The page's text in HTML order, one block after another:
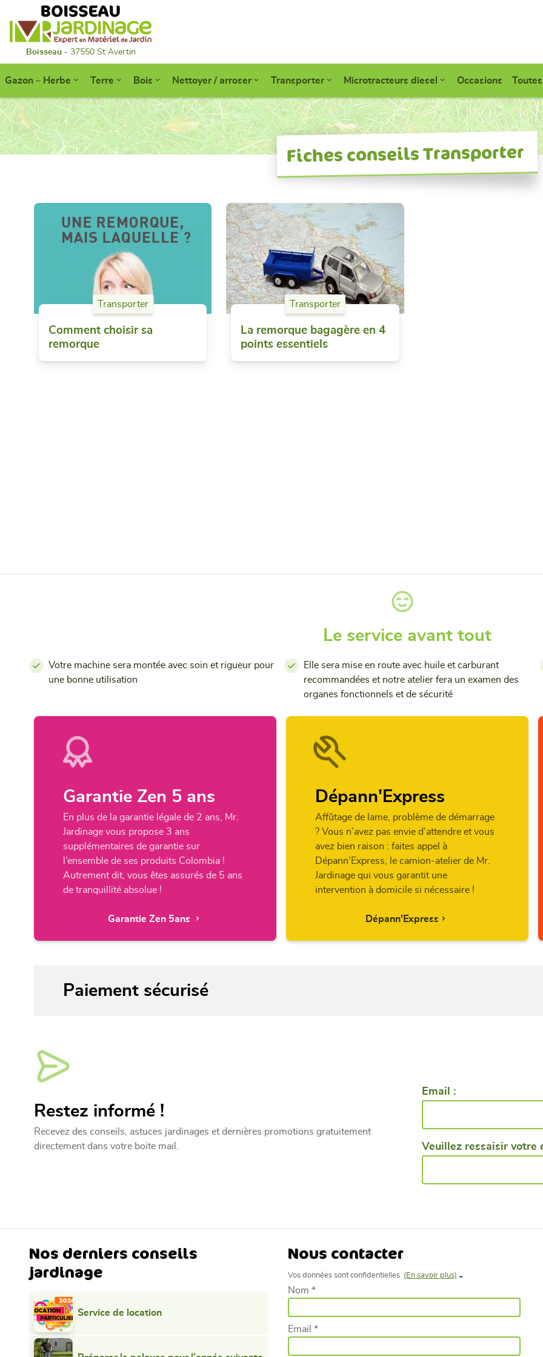
Boisseau- 37550 St Avertin
Gazon – Herbe Terre Bois Nettoyer / arroser Transporter Microtracteurs diesel Occasions
Fiches conseils Transporter
Transporter
Comment choisir sa
remorque
Transporter
La remorque bagagère en 4
points essentiels
Le service avant tout
Votre machine sera montée avec soin et rigueur pour
une bonne utilisation
Elle sera mise en route avec huile et carburant
recommandées et notre atelier fera un examen des
organes fonctionnels et de sécurité
Garantie Zen 5 ans
En plus de la garantie légale de 2 ans, Mr.
Jardinage vous propose 3 ans
supplémentaires de garantie sur
l’ensemble de ses produits Colombia !
Autrement dit, vous êtes assurés de 5 ans
de tranquillité absolue !
Garantie Zen 5ans
Dépann'Express
Affûtage de lame, problème de démarrage
? Vous n’avez pas envie d’attendre et vous
avez bien raison : faites appel à
Dépann’Express, le camion-atelier de Mr.
Jardinage qui vous garantit une
intervention à domicile si nécessaire !
Dépann'Express
Restez informé !
Recevez des conseils, astuces jardinages et dernières promotions gratuitement
directement dans votre boite mail.
Email :
Veuillez ressaisir votre
Paiement sécurisé
Nos derniers conseils
jardinage
Service de location
Nous contacter
Vos données sont confidentielles (En savoir plus)
Nom *
Email *